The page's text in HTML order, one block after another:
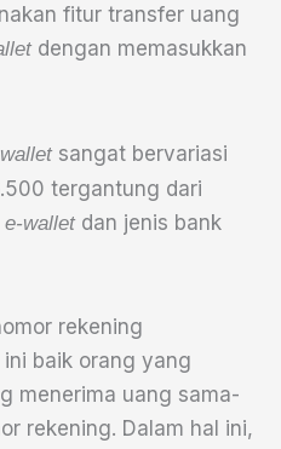
fitur transfer uang
dengan memasukkan
sangat bervariasi
tergantung dari
e-walletdan jenis bank
rekening
baik orang yang
menerima uang sama-
rekening. Dalam hal ini,